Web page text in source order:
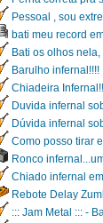
Pessoal , sou
bati meu record
Bati os olhos
Barulho infernal!!!!
Chiadeira Infernal!!
Duvida infernal
Dúvida infernal
Como posso tirar
Ronco
Chiado infernal
Rebote Delay
::: Jam Metal ::: -